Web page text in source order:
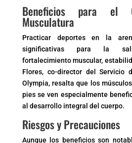
Beneficios para
Musculatura
Practicar deportes en la
significativas para la
fortalecimiento muscular,
Flores, co-director del Servicio
Olympia, resalta que los
pies se ven especialmente
al desarrollo integral del cuerpo.
Riesgos y Precauciones
Aunque los beneficios son